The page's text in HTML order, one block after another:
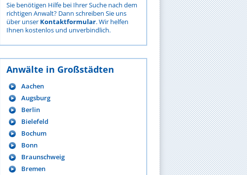
Sie benötigen Hilfe bei Ihrer Suche nach dem
richtigen Anwalt? Dann schreiben Sie uns
über unser Kontaktformular. Wir helfen
Ihnen kostenlos und unverbindlich.
Anwälte in Großstädten
Aachen
Augsburg
Berlin
Bielefeld
Bochum
Bonn
Braunschweig
Bremen